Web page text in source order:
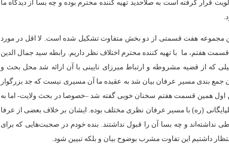
قرار گرفته است به صلاحدید تهیه کننده محترم بوده و چه بسا از دیدگاه ما
مجموعه هفت قسمتی از دو بخش متفاوت تشکیل شده است. لا اقل در مورد
هفتم، ما با تهیه کننده محترم اختلاف نظر داریم. رابطه سید جمال الدین
که از قضیه مشروطه و ارتباط میرزای نایینی با آن ارائه شد محل بحث و
جمع بندی مسیر عرفان بیان شد به عقیده ما آن مسیری نیست که جد بزرگوار
همین قسمت هفتم سخنان خوبی گفته شد –خصوصا در بحث ولایت- اما به
(ره) با مسیر عرفان نظری مختلف بوده. ایشان بر خلاف بعضی از عرفا
نداشته‌اند و چه بسا آن را قبول نداشتند. بنده خودم در صحبت‌هایی که برای
داشتیم این تفاوت مشرب بوضوح بیان و بلکه تبیین شود.